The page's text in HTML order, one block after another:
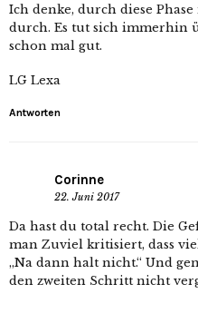
Ich denke, durch diese
durch. Es tut sich immerhin
schon mal gut.
LG Lexa
Antworten
Corinne
22. Juni 2017
Da hast du total recht. Die
man Zuviel kritisiert, dass
„Na dann halt nicht.“ Und
den zweiten Schritt nicht